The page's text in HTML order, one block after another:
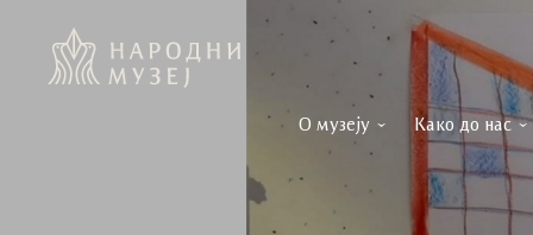
О музеју Како до нас